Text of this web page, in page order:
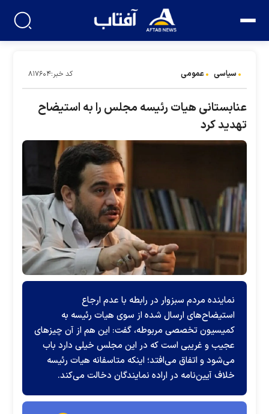
سیاسی عمومی کد خبر:۸۱۷۶۰۴
عنابستانی هیات رئیسه مجلس را به استیضاح
تهدید کرد
نماینده مردم سبزوار در رابطه با عدم ارجاع
استیضاح‌های ارسال شده از سوی هیات رئیسه به
کمیسیون تخصصی مربوطه، گفت: این هم از آن چیز‌های
عجیب و غریبی است که در این مجلس خیلی دارد باب
می‌شود و اتفاق می‌افتد؛ اینکه متاسفانه هیات رئیسه
خلاف آیین‌نامه در اراده نمایندگان دخالت می‌کند.